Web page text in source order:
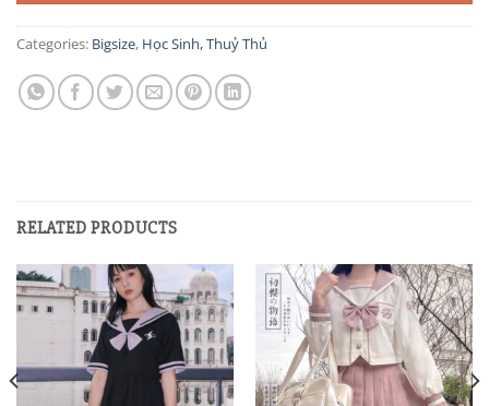
Categories: Bigsize, Học Sinh, Thuỷ Thủ
RELATED PRODUCTS